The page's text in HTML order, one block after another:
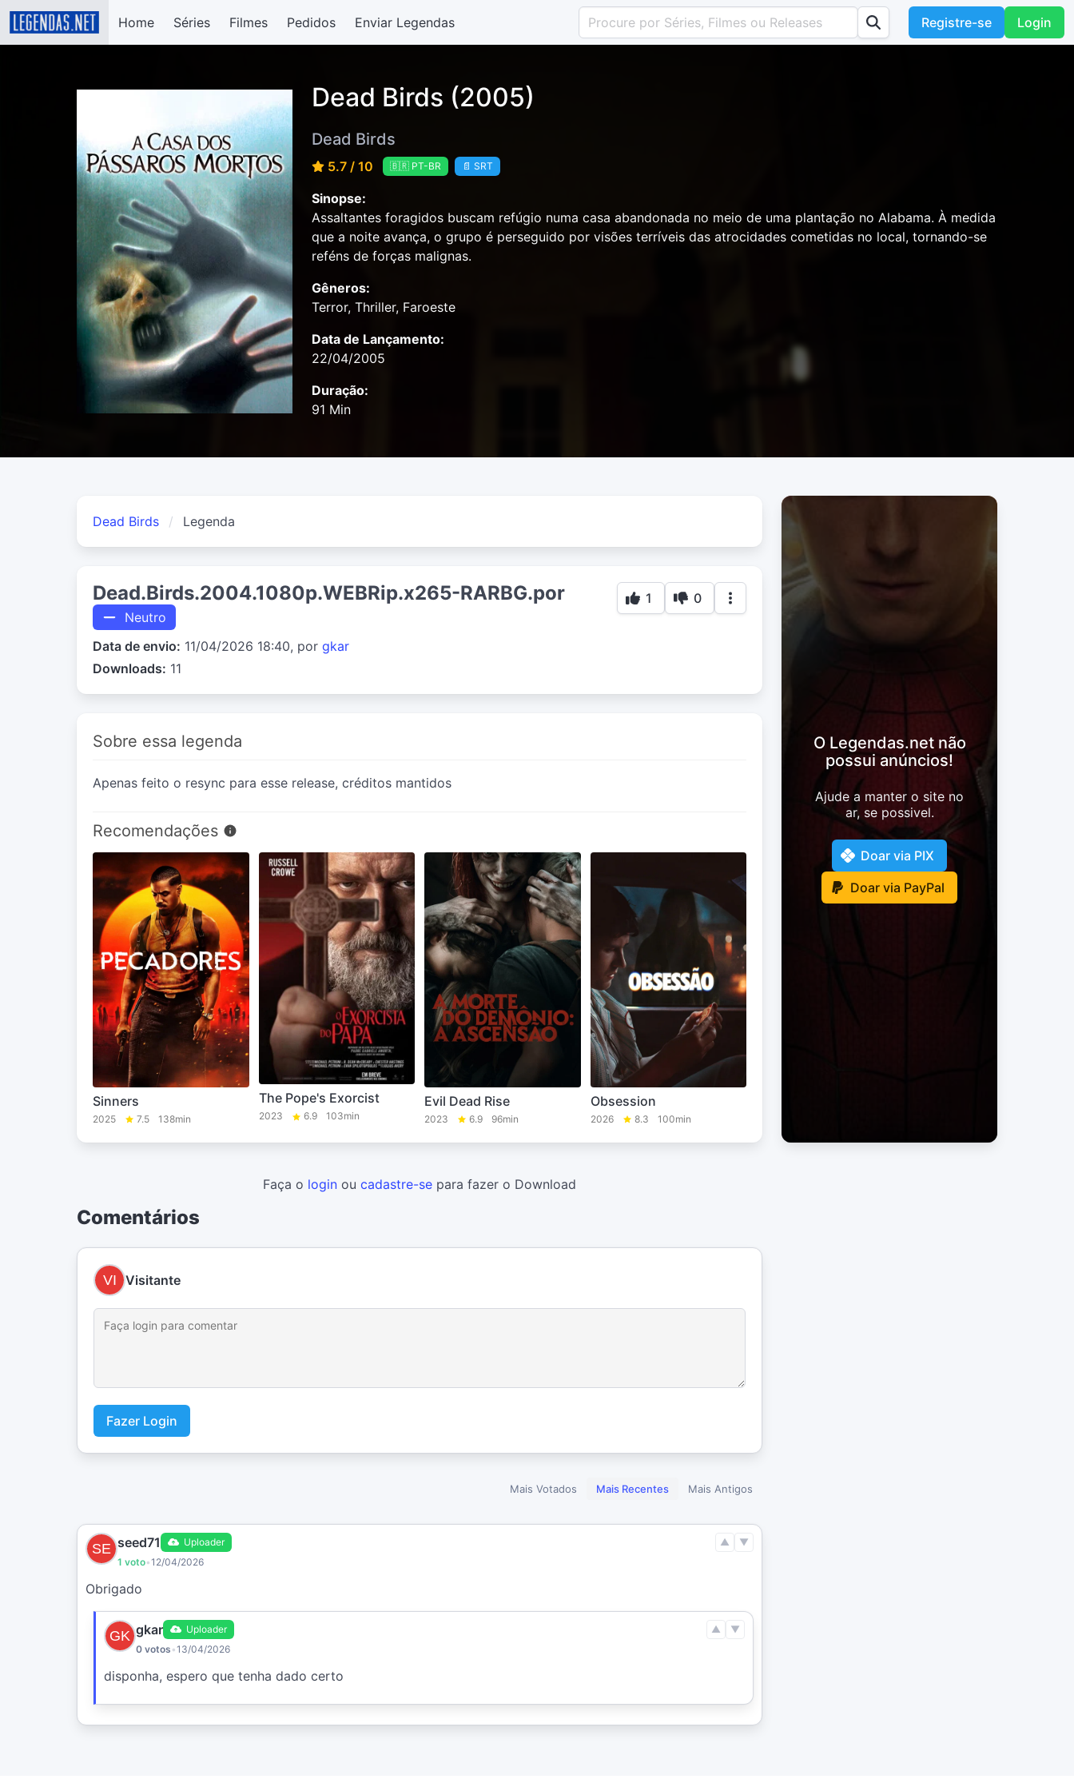
Home Séries Filmes Pedidos Enviar Legendas Registre-se Login
Dead Birds (2005)
Dead Birds
5.7 / 10 🇧🇷 PT-BR 📄 SRT
Sinopse:
Assaltantes foragidos buscam refúgio numa casa abandonada no meio de uma plantação no Alabama. À medida
que a noite avança, o grupo é perseguido por visões terríveis das atrocidades cometidas no local, tornando-se
reféns de forças malignas.
Gêneros:
Terror, Thriller, Faroeste
Data de Lançamento:
22/04/2005
Duração:
91 Min
Dead Birds Legenda
Dead.Birds.2004.1080p.WEBRip.x265-RARBG.por
Neutro
Data de envio: 11/04/2026 18:40, por gkar
Downloads: 11
1 0
Sobre essa legenda
Apenas feito o resync para esse release, créditos mantidos
Recomendações
Sinners
2025 7.5 138min
The Pope's Exorcist
2023 6.9 103min
Evil Dead Rise
2023 6.9 96min
Obsession
2026 8.3 100min
O Legendas.net não
possui anúncios!
Ajude a manter o site no
ar, se possivel.
Doar via PIX
Doar via PayPal
Faça o login ou cadastre-se para fazer o Download
Comentários
Visitante
Fazer Login
Mais Votados Mais Recentes Mais Antigos
seed71
Uploader
1 voto•12/04/2026
▲ ▼
Obrigado
gkar
Uploader
0 votos •13/04/2026
▲ ▼
disponha, espero que tenha dado certo